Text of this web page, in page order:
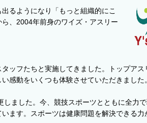
るようになり「もっと組織的にこ
、2004年前身のワイズ・アスリー
ッフたちと実施してきました。トップア
感動をいくつも体験させていただきました
ました。今、競技スポーツとともに全力
ます。スポーツは健康問題を解決できる力